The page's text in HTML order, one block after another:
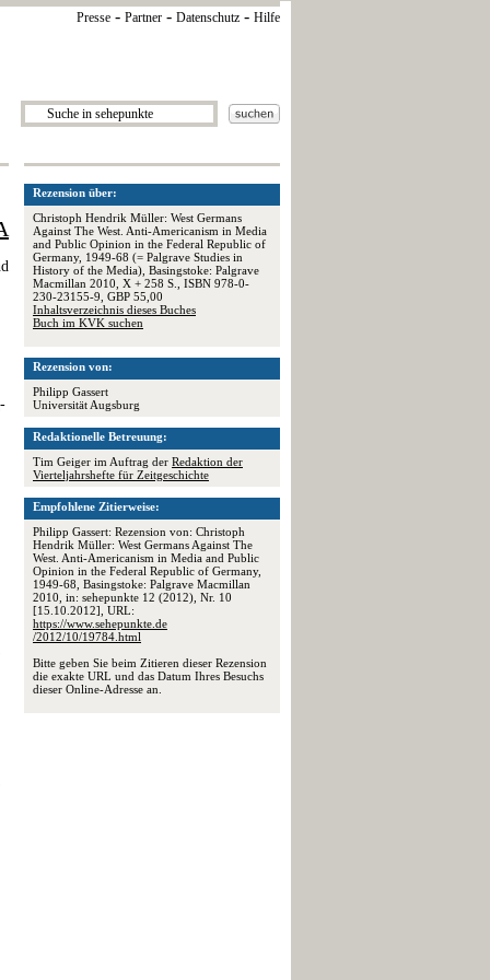
Presse - Partner - Datenschutz - Hilfe
Rezension über:
Christoph Hendrik Müller: West Germans
Against The West. Anti-Americanism in Media
and Public Opinion in the Federal Republic of
Germany, 1949-68 (= Palgrave Studies in
History of the Media), Basingstoke: Palgrave
Macmillan 2010, X + 258 S., ISBN 978-0-
230-23155-9, GBP 55,00
Inhaltsverzeichnis dieses Buches
Buch im KVK suchen
Rezension von:
Philipp Gassert
Universität Augsburg
Redaktionelle Betreuung:
Tim Geiger im Auftrag der Redaktion der
Vierteljahrshefte für Zeitgeschichte
Empfohlene Zitierweise:
Philipp Gassert: Rezension von: Christoph
Hendrik Müller: West Germans Against The
West. Anti-Americanism in Media and Public
Opinion in the Federal Republic of Germany,
1949-68, Basingstoke: Palgrave Macmillan
2010, in: sehepunkte 12 (2012), Nr. 10
[15.10.2012], URL:
https://www.sehepunkte.de
/2012/10/19784.html
Bitte geben Sie beim Zitieren dieser Rezension
die exakte URL und das Datum Ihres Besuchs
dieser Online-Adresse an.